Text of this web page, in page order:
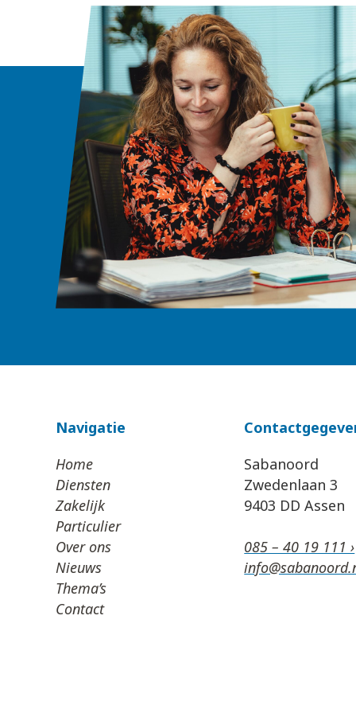
Navigatie
Home
Diensten
Zakelijk
Particulier
Over ons
Nieuws
Thema’s
Contact
Sabanoord
Zwedenlaan 3
9403 DD Assen
085 – 40 19 111 ›